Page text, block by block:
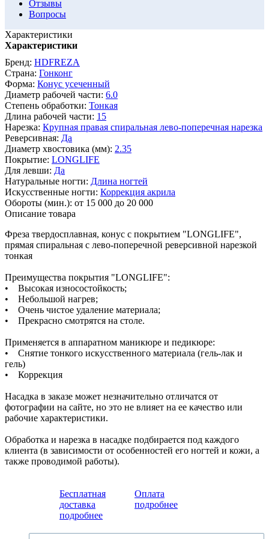
Характеристики
Характеристики
Бренд: HDFREZA
Страна: Гонконг
Форма: Конус усеченный
Диаметр рабочей части: 6.0
Степень обработки: Тонкая
Длина рабочей части: 15
Нарезка: Крупная правая спиральная лево-поперечная нарезка
Реверсивная: Да
Диаметр хвостовика (мм): 2.35
Покрытие: LONGLIFE
Для левши: Да
Натуральные ногти: Длина ногтей
Искусственные ногти: Коррекция акрила
Обороты (мин.): от 15 000 до 20 000
Отзывы
Вопросы
Описание товара
Фреза твердосплавная, конус с покрытием "LONGLIFE",
прямая спиральная с лево-поперечной реверсивной нарезкой
тонкая
Преимущества покрытия "LONGLIFE":
• Высокая износостойкость;
• Небольшой нагрев;
• Очень чистое удаление материала;
• Прекрасно смотрятся на столе.
Применяется в аппаратном маникюре и педикюре:
• Снятие тонкого искусственного материала (гель-лак и
гель)
• Коррекция
Насадка в заказе может незначительно отличатся от
фотографии на сайте, но это не влияет на ее качество или
рабочие характеристики.
Обработка и нарезка в насадке подбирается под каждого
клиента (в зависимости от особенностей его ногтей и кожи, а
также проводимой работы).
Бесплатная
доставка
подробнее
Оплата
подробнее